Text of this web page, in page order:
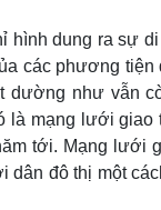
Lịch thi đấu
Thế giới thể thao
eSports
Hậu trường
Văn hóa
Sân khấu - Điện
dung ra sự
các phương
như vẫn
là mạng lưới
tới. Mạng lưới
dân đô thị một